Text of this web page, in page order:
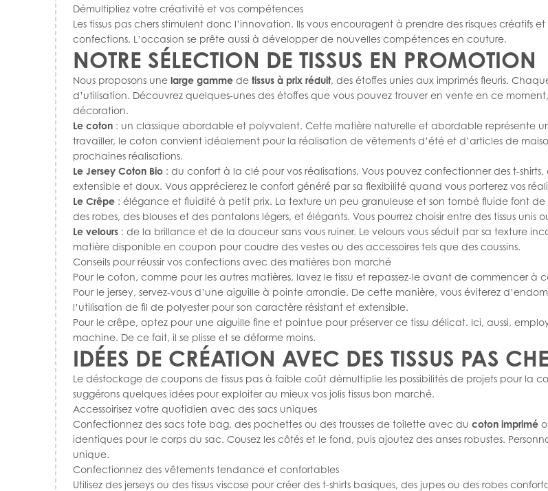
Démultipliez votre créativité et vos compétences
Les tissus pas chers stimulent donc l’innovation. Ils vous encouragent à prendre des risques créatifs
confections. L’occasion se prête aussi à développer de nouvelles compétences en couture.
NOTRE SÉLECTION DE TISSUS EN PROMOTION
Nous proposons une large gamme de tissus à prix réduit, des étoffes unies aux imprimés fleuris.
d’utilisation. Découvrez quelques-unes des étoffes que vous pouvez trouver en vente en ce
décoration.
Le coton : un classique abordable et polyvalent. Cette matière naturelle et abordable représente
travailler, le coton convient idéalement pour la réalisation de vêtements d’été et d’articles de
prochaines réalisations.
Le Jersey Coton Bio : du confort à la clé pour vos réalisations. Vous pouvez confectionner des t-
extensible et doux. Vous apprécierez le confort généré par sa flexibilité quand vous porterez vos
Le Crêpe : élégance et fluidité à petit prix. La texture un peu granuleuse et son tombé fluide font de
des robes, des blouses et des pantalons légers, et élégants. Vous pourrez choisir entre des tissus unis
Le velours : de la brillance et de la douceur sans vous ruiner. Le velours vous séduit par sa texture
matière disponible en coupon pour coudre des vestes ou des accessoires tels que des coussins.
Conseils pour réussir vos confections avec des matières bon marché
Pour le coton, comme pour les autres matières, lavez le tissu et repassez-le avant de commencer à
Pour le jersey, servez-vous d’une aiguille à pointe arrondie. De cette manière, vous éviterez
l’utilisation de fil de polyester pour son caractère résistant et extensible.
Pour le crêpe, optez pour une aiguille fine et pointue pour préserver ce tissu délicat. Ici, aussi,
machine. De ce fait, il se plisse et se déforme moins.
IDÉES DE CRÉATION AVEC DES TISSUS PAS
Le déstockage de coupons de tissus pas à faible coût démultiplie les possibilités de projets pour la
suggérons quelques idées pour exploiter au mieux vos jolis tissus bon marché.
Accessoirisez votre quotidien avec des sacs uniques
Confectionnez des sacs tote bag, des pochettes ou des trousses de toilette avec du coton imprimé
identiques pour le corps du sac. Cousez les côtés et le fond, puis ajoutez des anses robustes.
unique.
Confectionnez des vêtements tendance et confortables
Utilisez des jerseys ou des tissus viscose pour créer des t-shirts basiques, des jupes ou des robes